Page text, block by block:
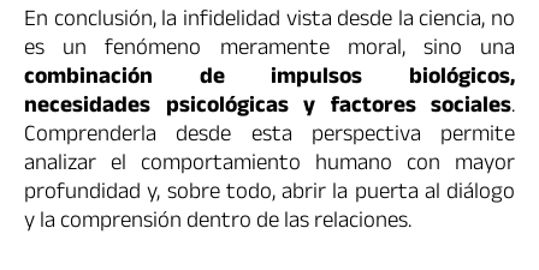
En conclusión, la infidelidad vista desde la ciencia, no
es un fenómeno meramente moral, sino una
combinación de impulsos biológicos,
necesidades psicológicas y factores sociales.
Comprenderla desde esta perspectiva permite
analizar el comportamiento humano con mayor
profundidad y, sobre todo, abrir la puerta al diálogo
y la comprensión dentro de las relaciones.